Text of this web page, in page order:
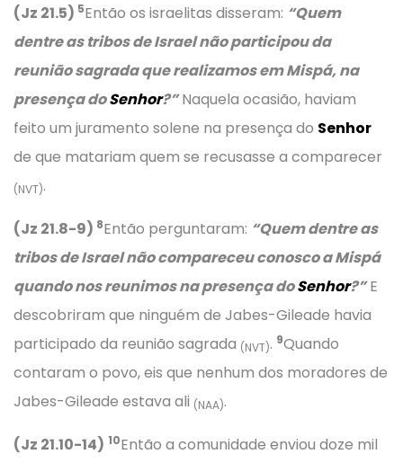
(Jz 21.5) 5Então os israelitas disseram: “Quem
dentre as tribos de Israel não participou da
reunião sagrada que realizamos em Mispá, na
presença doSenhor?”Naquela ocasião, haviam
feito um juramento solene na presença do Senhor
de que matariam quem se recusasse a comparecer
(NVT).
(Jz 21.8-9) 8Então perguntaram: “Quem dentre as
tribos de Israel não compareceu conosco a Mispá
quando nos reunimos na presença doSenhor?”E
descobriram que ninguém de Jabes-Gileade havia
participado da reunião sagrada (NVT). 9Quando
contaram o povo, eis que nenhum dos moradores de
Jabes-Gileade estava ali (NAA).
(Jz 21.10-14) 10Então a comunidade enviou doze mil